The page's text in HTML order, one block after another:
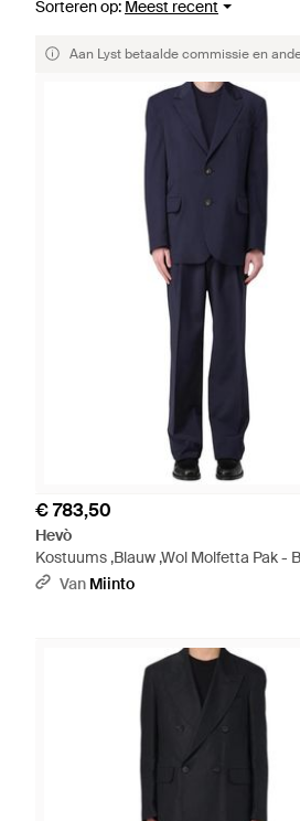
Sorteren op: Meest recent
Aan Lyst betaalde commissie en
€ 783,50
Hevò
Kostuums ,Blauw ,Wol Molfetta Pak -
Van Miinto